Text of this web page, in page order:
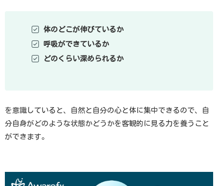
体のどこが伸びているか
呼吸ができているか
どのくらい深められるか
を意識していると、自然と自分の心と体に集中できるので、自
分自身がどのような状態かどうかを客観的に見る力を養うこと
ができます。